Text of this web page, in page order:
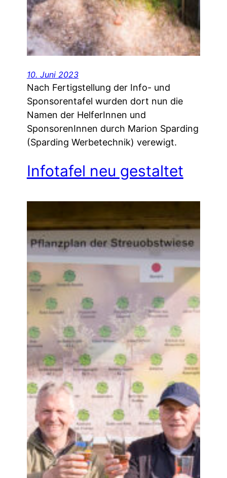
10. Juni 2023
Nach Fertigstellung der Info- und
Sponsorentafel wurden dort nun die
Namen der HelferInnen und
SponsorenInnen durch Marion Sparding
(Sparding Werbetechnik) verewigt.
Infotafel neu gestaltet